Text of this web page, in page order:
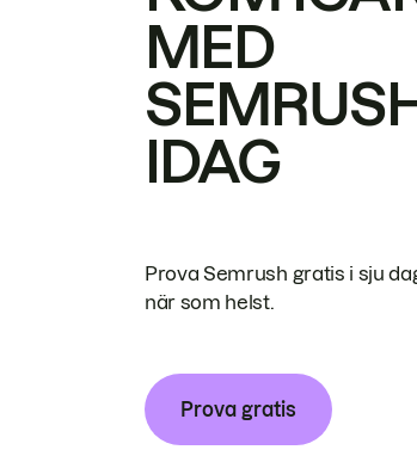
MED
IDAG
Prova Semrush gratis i sju
när som helst.
Prova gratis